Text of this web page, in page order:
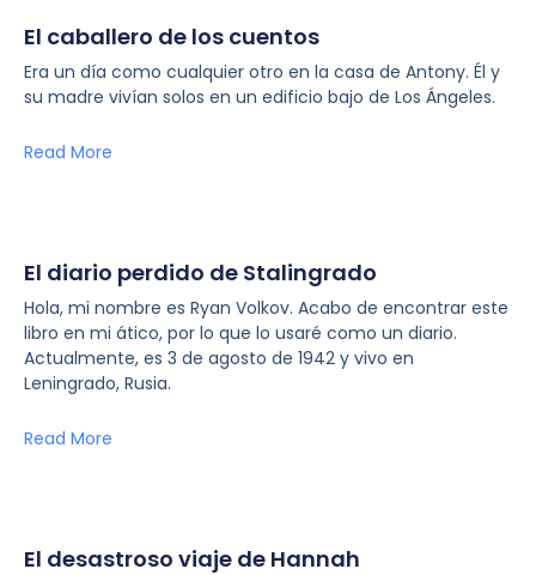
El caballero de los cuentos
Era un día como cualquier otro en la casa de Antony. Él y
su madre vivían solos en un edificio bajo de Los Ángeles.
Read More
El diario perdido de Stalingrado
Hola, mi nombre es Ryan Volkov. Acabo de encontrar este
libro en mi ático, por lo que lo usaré como un diario.
Actualmente, es 3 de agosto de 1942 y vivo en
Leningrado, Rusia.
Read More
El desastroso viaje de Hannah